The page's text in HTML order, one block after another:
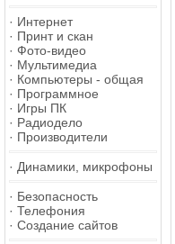
· Интернет
· Принт и скан
· Фото-видео
· Мультимедиа
· Компьютеры - общая
· Программное
· Игры ПК
· Радиодело
· Производители
· Динамики, микрофоны
· Безопасность
· Телефония
· Создание сайтов